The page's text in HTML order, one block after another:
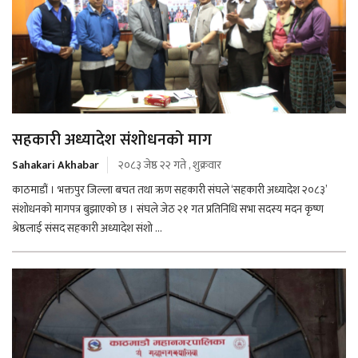
सहकारी अध्यादेश संशोधनको माग
Sahakari Akhabar
२०८३ जेष्ठ २२ गते , शुक्रवार
काठमाडौं । भक्तपुर जिल्ला बचत तथा ऋण सहकारी संघले ‘सहकारी अध्यादेश २०८३’
संशोधनको मागपत्र बुझाएको छ । संघले जेठ २१ गत प्रतिनिधि सभा सदस्य मदन कृष्ण
श्रेष्ठलाई संसद सहकारी अध्यादेश संशो ...